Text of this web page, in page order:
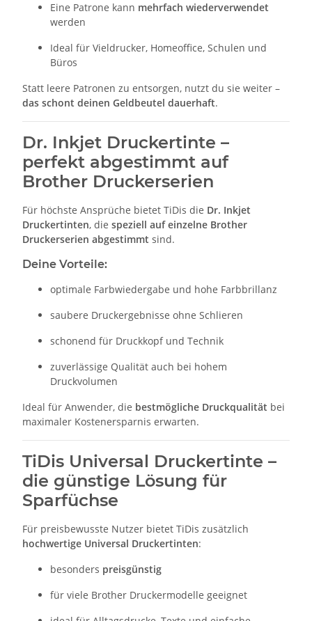
Eine Patrone kann mehrfach wiederverwendet
werden
Ideal für Vieldrucker, Homeoffice, Schulen und
Büros
Statt leere Patronen zu entsorgen, nutzt du sie weiter –
das schont deinen Geldbeutel dauerhaft.
Dr. Inkjet Druckertinte –
perfekt abgestimmt auf
Brother Druckerserien
Für höchste Ansprüche bietet TiDis die Dr. Inkjet
Druckertinten, die speziell auf einzelne Brother
Druckerserien abgestimmt sind.
Deine Vorteile:
optimale Farbwiedergabe und hohe Farbbrillanz
saubere Druckergebnisse ohne Schlieren
schonend für Druckkopf und Technik
zuverlässige Qualität auch bei hohem
Druckvolumen
Ideal für Anwender, die bestmögliche Druckqualität bei
maximaler Kostenersparnis erwarten.
TiDis Universal Druckertinte –
die günstige Lösung für
Sparfüchse
Für preisbewusste Nutzer bietet TiDis zusätzlich
hochwertige Universal Druckertinten:
besonders preisgünstig
für viele Brother Druckermodelle geeignet